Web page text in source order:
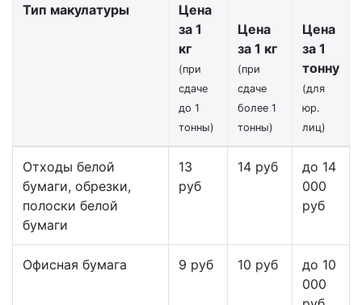
Тип макулатуры
Цена
за 1
кг
(при
сдаче
до 1
тонны)
Цена
за 1 кг
(при
сдаче
более 1
тонны)
Цена
за 1
тонну
(для
юр.
лиц)
Отходы белой
бумаги, обрезки,
полоски белой
бумаги
13
руб
14 руб
до 14
000
руб
Офисная бумага 9 руб 10 руб
до 10
000